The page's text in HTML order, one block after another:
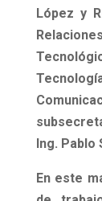
López y
Ing. Pablo
En este